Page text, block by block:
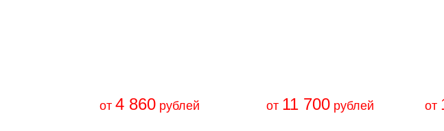
от 4 860рублей от 11 700 рублей от